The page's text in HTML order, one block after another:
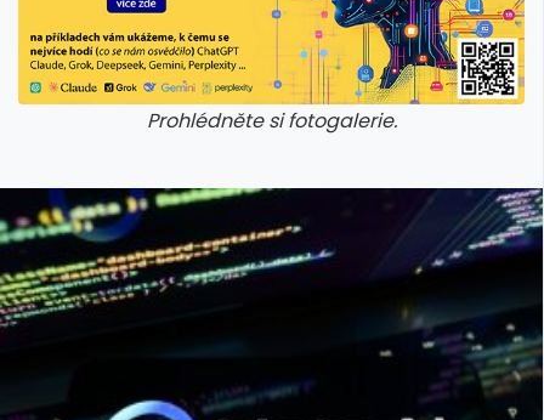
Prohlédněte si fotogalerie.